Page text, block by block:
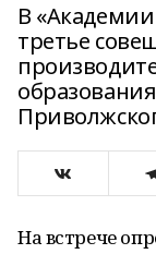
В
третье
На встрече